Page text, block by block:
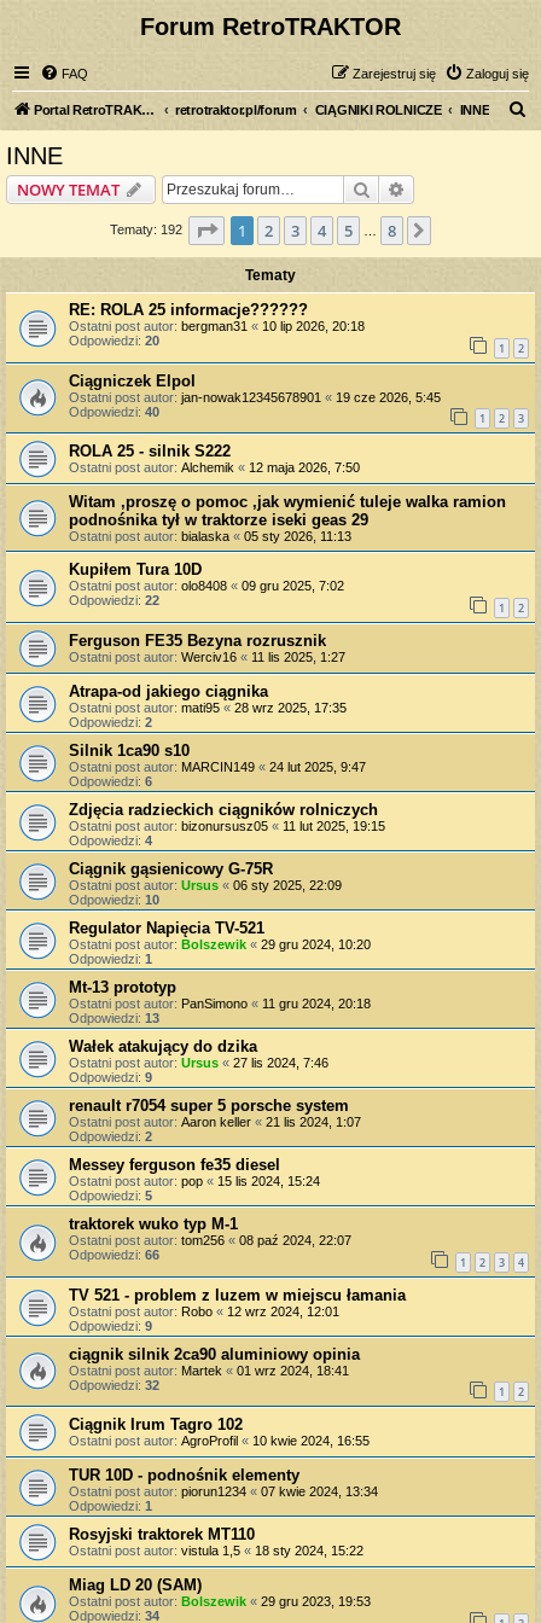
Forum RetroTRAKTOR
FAQ Zaloguj się
Zarejestruj się
Portal RetroTRAKTOR.pl retrotraktor.pl/forum CIĄGNIKI ROLNICZE INNE
INNE
NOWY TEMAT Szukaj
Tematy: 192 Strona z8
1 2 3 4 5 8
Tematy
RE: ROLA 25 informacje??????
Ostatni post autor: bergman31 « 10 lip 2026, 20:18
Odpowiedzi: 20 1 2
Ciągniczek Elpol
Ostatni post autor: jan-nowak12345678901 « 19 cze 2026, 5:45
Odpowiedzi: 40 1 2 3
ROLA 25 - silnik S222
Ostatni post autor: Alchemik « 12 maja 2026, 7:50
Witam ,proszę o pomoc ,jak wymienić tuleje walka ramion
podnośnika tył w traktorze iseki geas 29
Ostatni post autor: bialaska « 05 sty 2026, 11:13
Kupiłem Tura 10D
Ostatni post autor: olo8408 « 09 gru 2025, 7:02
Odpowiedzi: 22 1 2
Ferguson FE35 Bezyna rozrusznik
Ostatni post autor: Werciv16 « 11 lis 2025, 1:27
Atrapa-od jakiego ciągnika
Ostatni post autor: mati95 « 28 wrz 2025, 17:35
Odpowiedzi: 2
Silnik 1ca90 s10
Ostatni post autor: MARCIN149 « 24 lut 2025, 9:47
Odpowiedzi: 6
Zdjęcia radzieckich ciągników rolniczych
Ostatni post autor: bizonursusz05 « 11 lut 2025, 19:15
Odpowiedzi: 4
Ciągnik gąsienicowy G-75R
Ostatni post autor: Ursus « 06 sty 2025, 22:09
Odpowiedzi: 10
Regulator Napięcia TV-521
Ostatni post autor: Bolszewik « 29 gru 2024, 10:20
Odpowiedzi: 1
Mt-13 prototyp
Ostatni post autor: PanSimono « 11 gru 2024, 20:18
Odpowiedzi: 13
Wałek atakujący do dzika
Ostatni post autor: Ursus « 27 lis 2024, 7:46
Odpowiedzi: 9
renault r7054 super 5 porsche system
Ostatni post autor: Aaron keller « 21 lis 2024, 1:07
Odpowiedzi: 2
Messey ferguson fe35 diesel
Ostatni post autor: pop « 15 lis 2024, 15:24
Odpowiedzi: 5
traktorek wuko typ M-1
Ostatni post autor: tom256 « 08 paź 2024, 22:07
Odpowiedzi: 66 1 2 3 4
TV 521 - problem z luzem w miejscu łamania
Ostatni post autor: Robo « 12 wrz 2024, 12:01
Odpowiedzi: 9
ciągnik silnik 2ca90 aluminiowy opinia
Ostatni post autor: Martek « 01 wrz 2024, 18:41
Odpowiedzi: 32 1 2
Ciągnik Irum Tagro 102
Ostatni post autor: AgroProfil « 10 kwie 2024, 16:55
TUR 10D - podnośnik elementy
Ostatni post autor: piorun1234 « 07 kwie 2024, 13:34
Odpowiedzi: 1
Rosyjski traktorek МТ110
Ostatni post autor: vistula 1,5 « 18 sty 2024, 15:22
Miag LD 20 (SAM)
Ostatni post autor: Bolszewik « 29 gru 2023, 19:53
Odpowiedzi: 34